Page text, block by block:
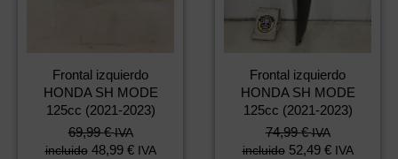
Frontal izquierdo
HONDA SH MODE
125cc (2021-2023)
69,99€ IVA
incluido 48,99 € IVA
Frontal izquierdo
HONDA SH MODE
125cc (2021-2023)
74,99€ IVA
incluido 52,49 € IVA